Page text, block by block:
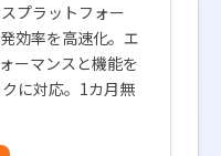
プラットフォー
効率を高速化。エ
ーマンスと機能を
に対応。1カ月無